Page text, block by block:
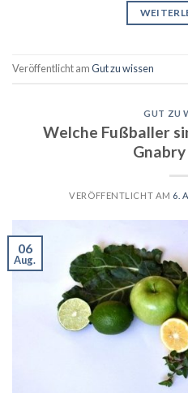
Veröffentlicht amGut zu wissen
GUT ZU
Welche Fußballer
Gnabry
VERÖFFENTLICHT AM 6.
06
Aug.